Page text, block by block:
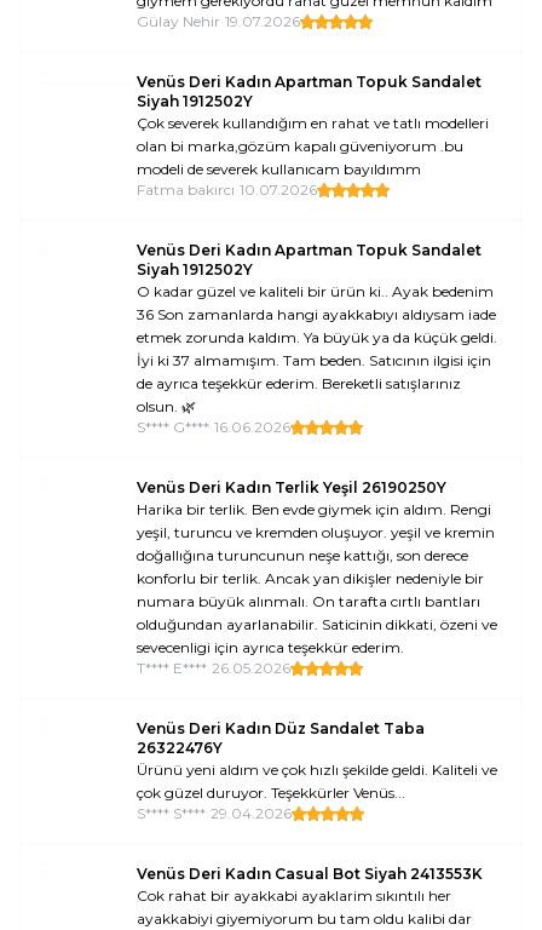
Gülay Nehir 19.07.2026
Venüs Deri Kadın Apartman Topuk Sandalet
Siyah 1912502Y
Çok severek kullandığım en rahat ve tatlı modelleri
olan bi marka,gözüm kapalı güveniyorum .bu
modeli de severek kullanıcam bayıldımm
Fatma bakırcı 10.07.2026
Venüs Deri Kadın Apartman Topuk Sandalet
Siyah 1912502Y
O kadar güzel ve kaliteli bir ürün ki.. Ayak bedenim
36 Son zamanlarda hangi ayakkabıyı aldıysam iade
etmek zorunda kaldım. Ya büyük ya da küçük geldi.
İyi ki 37 almamışım. Tam beden. Satıcının ilgisi için
de ayrıca teşekkür ederim. Bereketli satışlarınız
olsun. 🌿
S**** G**** 16.06.2026
Venüs Deri Kadın Terlik Yeşil 26190250Y
Harika bir terlik. Ben evde giymek için aldım. Rengi
yeşil, turuncu ve kremden oluşuyor. yeşil ve kremin
doğallığına turuncunun neşe kattığı, son derece
konforlu bir terlik. Ancak yan dikişler nedeniyle bir
numara büyük alınmalı. On tarafta cırtlı bantları
olduğundan ayarlanabilir. Saticinin dikkati, özeni ve
sevecenligi için ayrıca teşekkür ederim.
T**** E**** 26.05.2026
Venüs Deri Kadın Düz Sandalet Taba
26322476Y
Ürünü yeni aldım ve çok hızlı şekilde geldi. Kaliteli ve
çok güzel duruyor. Teşekkürler Venüs...
S**** S**** 29.04.2026
Venüs Deri Kadın Casual Bot Siyah 2413553K
Cok rahat bir ayakkabi ayaklarim sıkıntılı her
ayakkabiyi giyemiyorum bu tam oldu kalibi dar